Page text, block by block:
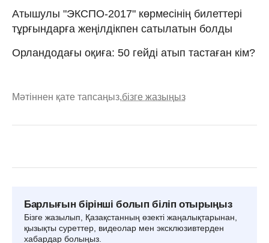
Атышулы "ЭКСПО-2017" көрмесінің билеттері
тұрғындарға жеңілдікпен сатылатын болды
Орландодағы оқиға: 50 гейді атып тастаған кім?
Мәтіннен қате тапсаңыз,бізге жазыңыз
Барлығын бірінші болып біліп отырыңыз
Бізге жазылып, Қазақстанның өзекті жаңалықтарынан,
қызықты суреттер, видеолар мен эксклюзивтерден
хабардар болыңыз.